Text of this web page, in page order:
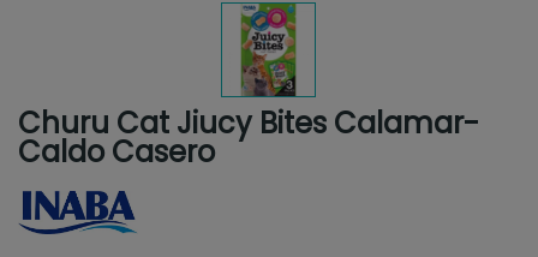
Churu Cat Jiucy Bites Calamar-
Caldo Casero